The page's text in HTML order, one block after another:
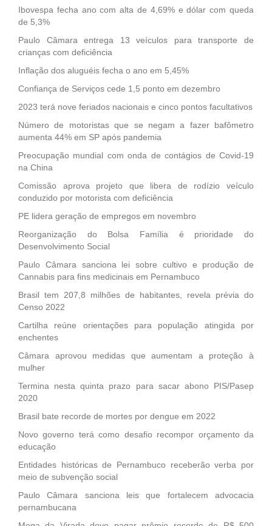
Ibovespa fecha ano com alta de 4,69% e dólar com queda
de 5,3%
Paulo Câmara entrega 13 veículos para transporte de
crianças com deficiência
Inflação dos aluguéis fecha o ano em 5,45%
Confiança de Serviços cede 1,5 ponto em dezembro
2023 terá nove feriados nacionais e cinco pontos facultativos
Número de motoristas que se negam a fazer bafômetro
aumenta 44% em SP após pandemia
Preocupação mundial com onda de contágios de Covid-19
na China
Comissão aprova projeto que libera de rodízio veículo
conduzido por motorista com deficiência
PE lidera geração de empregos em novembro
Reorganização do Bolsa Família é prioridade do
Desenvolvimento Social
Paulo Câmara sanciona lei sobre cultivo e produção de
Cannabis para fins medicinais em Pernambuco
Brasil tem 207,8 milhões de habitantes, revela prévia do
Censo 2022
Cartilha reúne orientações para população atingida por
enchentes
Câmara aprovou medidas que aumentam a proteção à
mulher
Termina nesta quinta prazo para sacar abono PIS/Pasep
2020
Brasil bate recorde de mortes por dengue em 2022
Novo governo terá como desafio recompor orçamento da
educação
Entidades históricas de Pernambuco receberão verba por
meio de subvenção social
Paulo Câmara sanciona leis que fortalecem advocacia
pernambucana